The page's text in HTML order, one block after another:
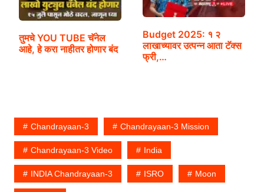
तुमचे YOU TUBE चॅनेल
आहे, हे करा नाहीतर होणार बंद
Budget 2025: १ २
लाखाच्यावर उत्पन्न आता टॅक्स
फ्री,…
Chandrayaan-3 Chandrayaan-3 Mission
Chandrayaan-3 Video India
INDIA Chandrayaan-3 ISRO Moon